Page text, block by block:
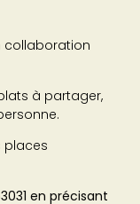
collaboration
à partager,
places
en précisant